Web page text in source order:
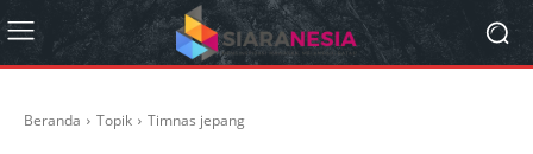
Beranda Topik Timnas jepang